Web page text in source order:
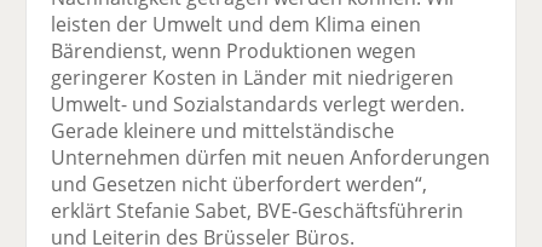
leisten der Umwelt und dem Klima einen
Bärendienst, wenn Produktionen wegen
geringerer Kosten in Länder mit niedrigeren
Umwelt- und Sozialstandards verlegt werden.
Gerade kleinere und mittelständische
Unternehmen dürfen mit neuen Anforderungen
und Gesetzen nicht überfordert werden“,
erklärt Stefanie Sabet, BVE-Geschäftsführerin
und Leiterin des Brüsseler Büros.